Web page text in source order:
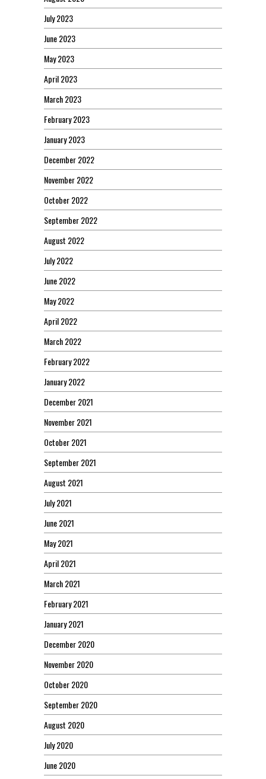
July 2023
June 2023
May 2023
April 2023
March 2023
February 2023
January 2023
December 2022
November 2022
October 2022
September 2022
August 2022
July 2022
June 2022
May 2022
April 2022
March 2022
February 2022
January 2022
December 2021
November 2021
October 2021
September 2021
August 2021
July 2021
June 2021
May 2021
April 2021
March 2021
February 2021
January 2021
December 2020
November 2020
October 2020
September 2020
August 2020
July 2020
June 2020